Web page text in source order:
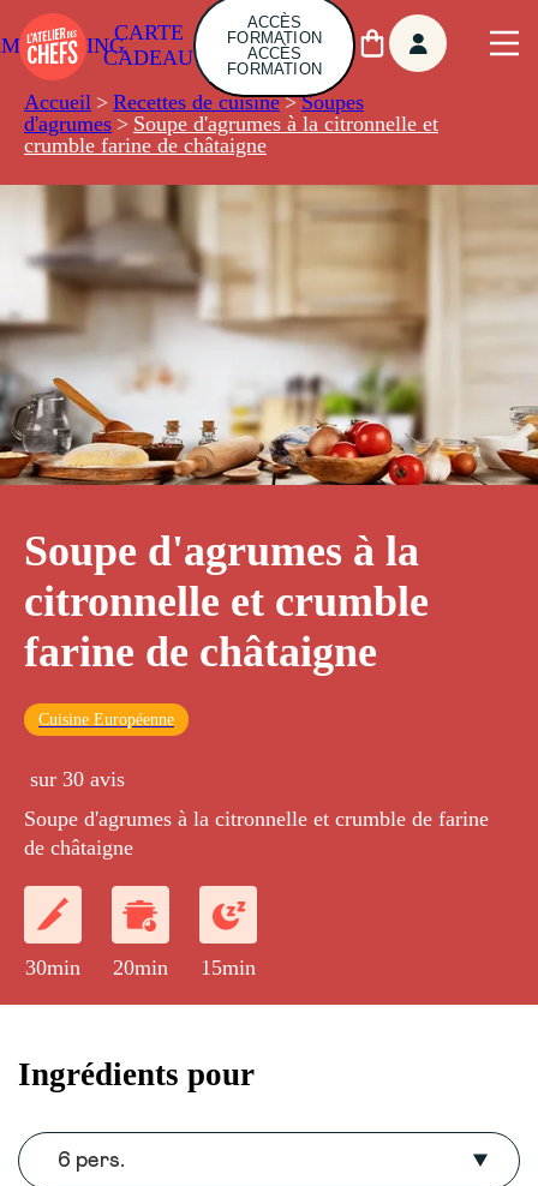
CARTE
CADEAU
ACCÈS
FORMATION
ACCÈS
FORMATION
Accueil > Recettes de cuisine > Soupes
d'agrumes > Soupe d'agrumes à la citronnelle et
crumble farine de châtaigne
Soupe d'agrumes à la
citronnelle et crumble
farine de châtaigne
Cuisine Européenne
sur 30 avis
Soupe d'agrumes à la citronnelle et crumble de farine
de châtaigne
30min 20min 15min
Ingrédients pour
6 pers.